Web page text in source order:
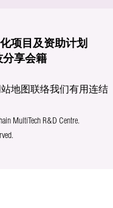
项目及资助计划
分享会籍
站地图联络我们有用连结
MultiTech R&D Centre.